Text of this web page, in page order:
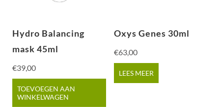
Hydro Balancing
mask 45ml
€39,00
TOEVOEGEN AAN
WINKELWAGEN
Oxys Genes 30ml
€63,00
LEES MEER